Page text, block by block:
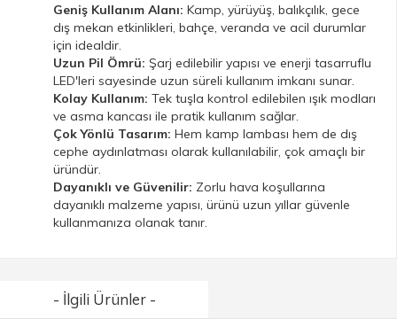
Geniş Kullanım Alanı: Kamp, yürüyüş, balıkçılık, gece
dış mekan etkinlikleri, bahçe, veranda ve acil durumlar
için idealdir.
Uzun Pil Ömrü: Şarj edilebilir yapısı ve enerji tasarruflu
LED'leri sayesinde uzun süreli kullanım imkanı sunar.
Kolay Kullanım: Tek tuşla kontrol edilebilen ışık modları
ve asma kancası ile pratik kullanım sağlar.
Çok Yönlü Tasarım: Hem kamp lambası hem de dış
cephe aydınlatması olarak kullanılabilir, çok amaçlı bir
üründür.
Dayanıklı ve Güvenilir: Zorlu hava koşullarına
dayanıklı malzeme yapısı, ürünü uzun yıllar güvenle
kullanmanıza olanak tanır.
- İlgili Ürünler -